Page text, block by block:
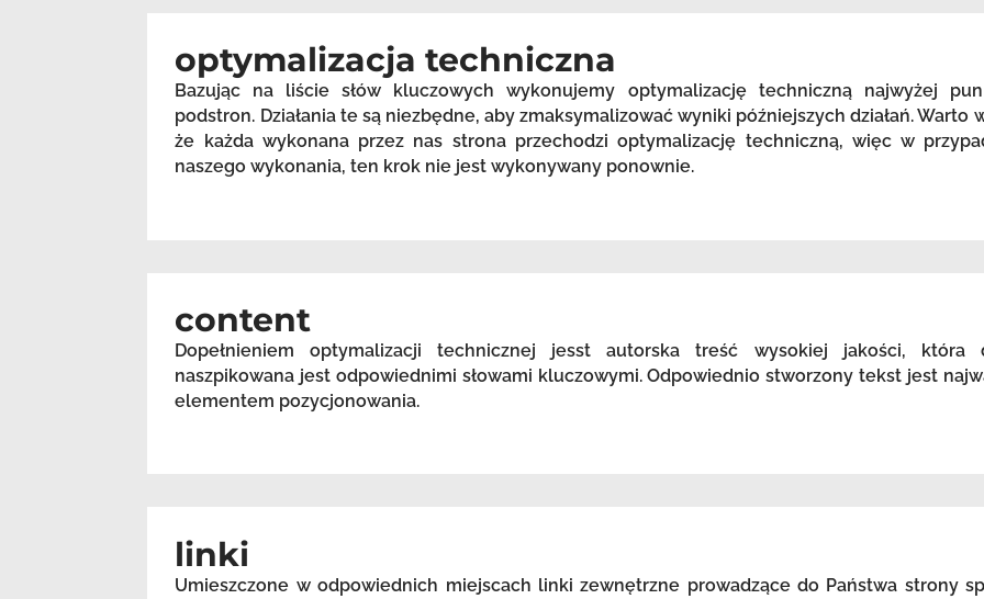
optymalizacja techniczna
Bazując na liście słów kluczowych wykonujemy optymalizację techniczną najwyżej
podstron. Działania te są niezbędne, aby zmaksymalizować wyniki późniejszych działań. Warto
że każda wykonana przez nas strona przechodzi optymalizację techniczną, więc w
naszego wykonania, ten krok nie jest wykonywany ponownie.
content
Dopełnieniem optymalizacji technicznej jesst autorska treść wysokiej jakości, która
naszpikowana jest odpowiednimi słowami kluczowymi. Odpowiednio stworzony tekst jest
elementem pozycjonowania.
linki
Umieszczone w odpowiednich miejscach linki zewnętrzne prowadzące do Państwa strony